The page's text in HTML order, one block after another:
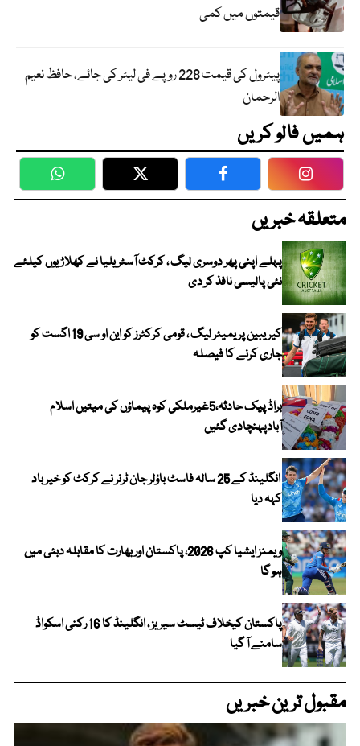
قیمتوں میں کمی
پیٹرول کی قیمت 228 روپے فی لیٹر کی جائے، حافظ نعیم
الرحمان
ہمیں فالو کریں
WhatsApp Twitter Facebook
متعلقہ خبریں
پہلے اپنی پھر دوسری لیگ ، کرکٹ آسٹریلیا نے کھلاڑیوں کیلئے
نئی پالیسی نافذ کر دی
کیریبین پریمیئر لیگ ، قومی کرکٹرز کو این او سی 19 اگست کو
جاری کرنے کا فیصلہ
براڈ پیک حادثہ،5غیرملکی کوہ پیماؤں کی میتیں اسلام
آبادپہنچادی گئیں
انگلینڈ کے 25 سالہ فاسٹ باؤلر جان ٹرنر نے کرکٹ کو خیر باد
کہہ دیا
ویمنز ایشیا کپ 2026، پاکستان اور بھارت کا مقابلہ دبئی میں
ہو گا
پاکستان کیخلاف ٹیسٹ سیریز ، انگلینڈ کا 16 رکنی اسکواڈ
سامنے آ گیا
مقبول ترین خبریں